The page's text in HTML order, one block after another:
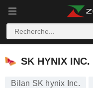
SK HYNIX INC.
SK HYNIX INC.
Bilan SK hynix Inc.